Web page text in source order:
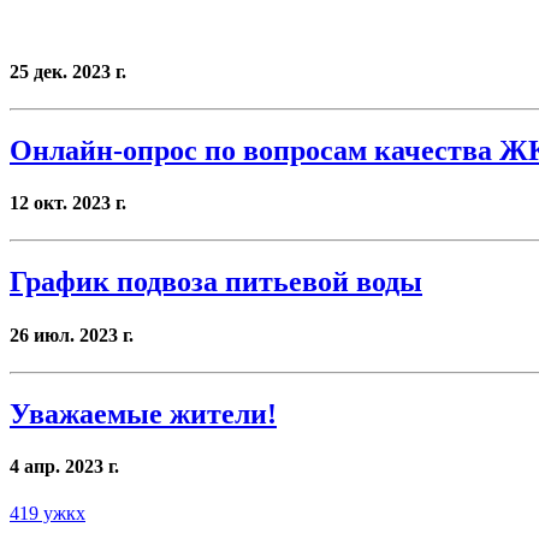
25 дек. 2023 г.
Онлайн-опрос по вопросам качества
12 окт. 2023 г.
График подвоза питьевой воды
26 июл. 2023 г.
Уважаемые жители!
4 апр. 2023 г.
419 ужкх